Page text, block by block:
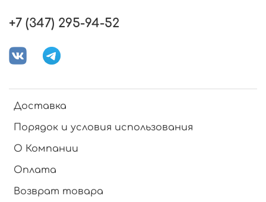
Доставка
Порядок и условия использования
О Компании
Оплата
Возврат товара
+7 (347) 295-94-52